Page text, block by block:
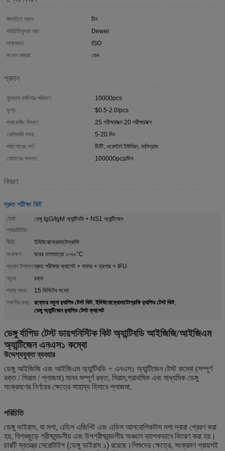
উৎপত্তি স্থল:
চীন
পরিচিতিমুলক নাম:
Dewei
সাক্ষ্যদান:
ISO
মডেল নম্বার:
ডেন
প্রদান
ন্যূনতম চাহিদার পরিমাণ:
10000pcs
মূল্য:
$0.5-2.0/pcs
প্যাকেজিং বিবরণ:
25 পরীক্ষা/বক্স 20 পরীক্ষা/বক্স
ডেলিভারি সময়:
5-20 দিন
পরিশোধের শর্ত:
টি/টি, ওয়েস্টার্ন ইউনিয়ন, মানিগ্রাম
যোগানের ক্ষমতা:
100000pcs/দিন
বিবরণ
দ্রুত পরীক্ষা কিট
টেস্ট
প্যারামিটার:
ডেঙ্গু IgG/IgM অ্যান্টিবডি + NS1 অ্যান্টিজেন
নীতি:
ইমিউনোক্রোমাটোগ্রাফি
সংরক্ষণ:
ঘরের তাপমাত্রা ২-৩০°C
প্রধান উপাদান:দ্রুত পরীক্ষার ক্যাসেট + বাফার + ড্রপার + IFU
নমুনা:
রক্ত
পড়ার সময়:
15 মিনিটের মধ্যে
লক্ষণীয় করা:
রক্তের নমুনা র‍্যাপিড টেস্ট কিট, ইমিউনোক্রোমাটোগ্রাফি র‍্যাপিড টেস্ট কিট,
ডেঙ্গু অ্যান্টিজেন র‍্যাপিড টেস্ট ক্যাসেট
ডেঙ্গু র্যাপিড টেস্ট ডায়গনিস্টিক কিট অ্যান্টিবডি আইজিজি/আইজিএম
অ্যান্টিজেন এনএস১ কম্বো
উদ্দেশ্যযুক্ত ব্যবহার
ডেঙ্গু আইজিজি এবং আইজিএম অ্যান্টিবডি + এনএস১ অ্যান্টিজেন টেস্ট কম্বো (সম্পূর্ণ
রক্ত / সিরাম / প্লাজমা) মানব সম্পূর্ণ রক্ত, সিরাম,প্রাথমিক এবং মাধ্যমিক ডেঙ্গু
সংক্রমণের নির্ণয়ের ক্ষেত্রে সাহায্য হিসাবে প্লাজমা.
পরিচিতি
ডেঙ্গু ভাইরাস, যা মশা, এডিস এজিপ্টি এবং এডিস আলবোপিকটাস মশা দ্বারা প্রেরণ করা
হয়, বিশ্বজুড়ে গ্রীষ্মমন্ডলীয় এবং উপগ্রীষ্মমন্ডলীয় অঞ্চলে ব্যাপকভাবে বিতরণ করা হয়।
চারটি স্বতন্ত্র সেরোটাইপ (ডেঙ্গু ভাইরাস ১) রয়েছে।শিশুদের ক্ষেত্রে, সংক্রমণ প্রায়শই